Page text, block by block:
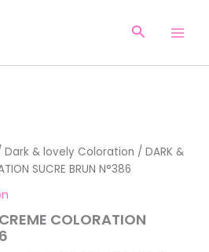
Dark & lovely Coloration / DARK &
SUCRE BRUN N°386
COLORATION